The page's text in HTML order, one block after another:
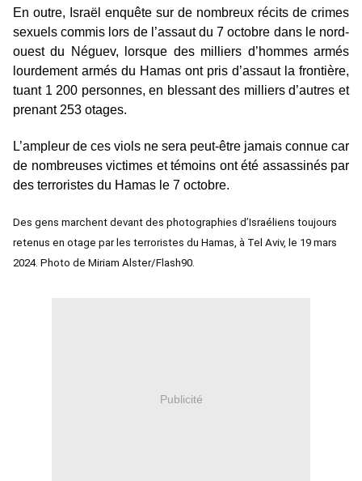
En outre, Israël enquête sur de nombreux récits de crimes
sexuels commis lors de l’assaut du 7 octobre dans le nord-
ouest du Néguev, lorsque des milliers d’hommes armés
lourdement armés du Hamas ont pris d’assaut la frontière,
tuant 1 200 personnes, en blessant des milliers d’autres et
prenant 253 otages.
L’ampleur de ces viols ne sera peut-être jamais connue car
de nombreuses victimes et témoins ont été assassinés par
des terroristes du Hamas le 7 octobre.
Des gens marchent devant des photographies d’Israéliens toujours
retenus en otage par les terroristes du Hamas, à Tel Aviv, le 19 mars
2024. Photo de Miriam Alster/Flash90.
Publicité